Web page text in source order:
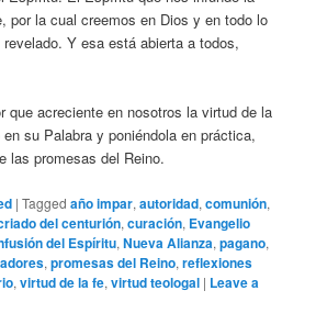
por la cual creemos en Dios y en todo lo
Y esa está abierta a todos,
que acreciente en nosotros la virtud de la
su Palabra y poniéndola en práctica,
las promesas del Reino.
|Tagged año impar,autoridad,comunión,
del centurión,curación, Evangelio
del Espíritu,Nueva Alianza,pagano,
,promesas del Reino,reflexiones
,virtud de la fe,virtud teologal | Leave a